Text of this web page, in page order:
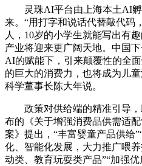
灵珠AI平台由上海本土AI孵
来。“用打字和说话代替敲代码
人，10岁的小学生就能写出有
产业将迎来更广阔天地。中国
AI的赋能下，引来颠覆性的全
的巨大的消费力，也将成为儿
科学董事长陈大年说。
政策对供给端的精准引导，
布的《关于增强消费品供需适
案》提出，“丰富婴童产品供给
化、智能化发展，大力推广喂
动类、教育玩耍类产品”“加强